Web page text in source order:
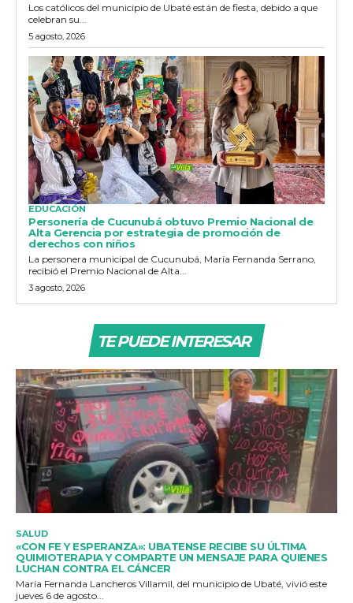
Los católicos del municipio de Ubaté están de fiesta, debido a que
celebran su...
5 agosto, 2026
EDUCACIÓN
Personería de Cucunubá obtuvo Premio Nacional de
Alta Gerencia por estrategia de promoción de
derechos con niños
La personera municipal de Cucunubá, María Fernanda Serrano,
recibió el Premio Nacional de Alta...
3 agosto, 2026
TE PUEDE INTERESAR
SALUD
«CON FE Y ESPERANZA»: UBATENSE RECIBE SU ÚLTIMA
QUIMIOTERAPIA Y COMPARTE UN MENSAJE PARA QUIENES
LUCHAN CONTRA EL CÁNCER
María Fernanda Lancheros Villamil, del municipio de Ubaté, vivió este
jueves 6 de agosto...